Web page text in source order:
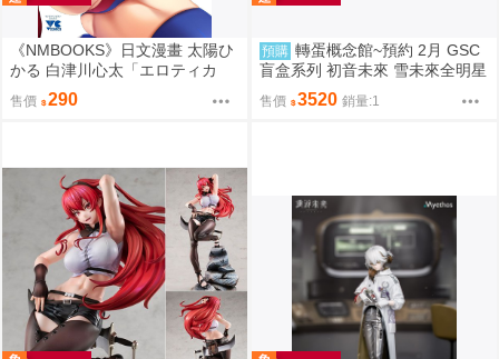
《NMBOOKS》日文漫畫 太陽ひ
かる 白津川心太「エロティカ
ル・ウィザードと12人の花嫁
(4)」
售價 290
預購 轉蛋概念館~預約 2月 GSC
盲盒系列 初音未來 雪未來全明星
模型收藏 Vol.2 8入 超商付款免訂
金
售價 3520 銷量:1